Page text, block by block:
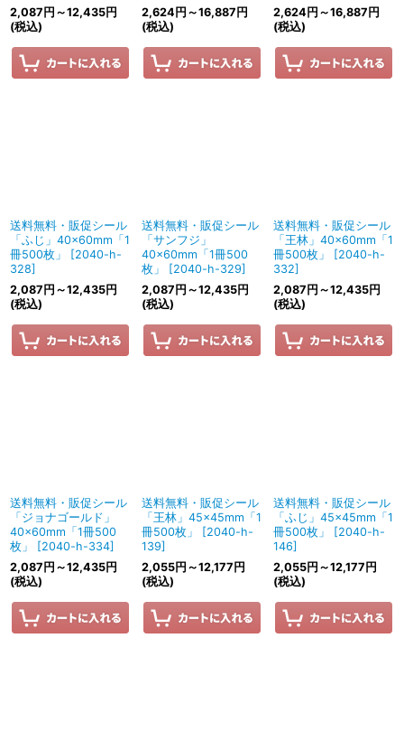
2,087 円 ～12,435円
(税込)
2,624 円 ～16,887 円
(税込)
2,624 円 ～16,887 円
(税込)
送料無料・販促シール
「ふじ」40×60mm「1
冊500枚」
[2040-h-
328]
2,087 円 ～12,435円
(税込)
送料無料・販促シール
「サンフジ」
40×60mm「1冊500
枚」
[2040-h-329]
2,087 円 ～12,435円
(税込)
送料無料・販促シール
「王林」40×60mm「1
冊500枚」
[2040-h-
332]
2,087 円 ～12,435円
(税込)
送料無料・販促シール
「ジョナゴールド」
40×60mm「1冊500
枚」
[2040-h-334]
2,087 円 ～12,435円
(税込)
送料無料・販促シール
「王林」45×45mm「1
冊500枚」
[2040-h-
139]
2,055円 ～12,177 円
(税込)
送料無料・販促シール
「ふじ」45×45mm「1
冊500枚」
[2040-h-
146]
2,055円 ～12,177 円
(税込)